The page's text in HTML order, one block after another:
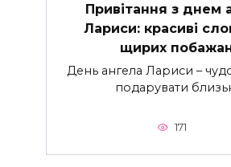
Привітання з днем
Лариси: красиві
щирих
День ангела Лариси –
подарувати
171